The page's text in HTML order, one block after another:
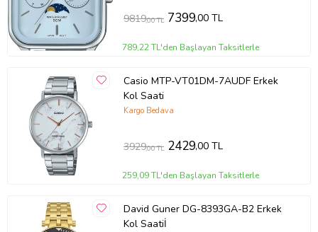
9819,00 TL 7399,00 TL
789,22 TL'den Başlayan Taksitlerle
Casio MTP-VT01DM-7AUDF Erkek
Kol Saati
Kargo Bedava
3929,00 TL 2429,00 TL
259,09 TL'den Başlayan Taksitlerle
David Guner DG-8393GA-B2 Erkek
Kol Saatiİ